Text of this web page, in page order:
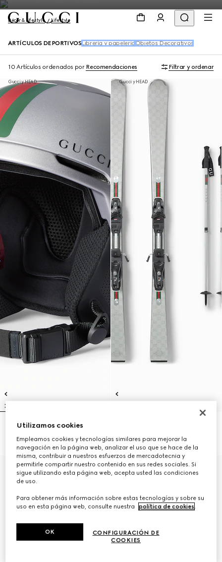
Décor & Lifestyle Lifestyle
ARTÍCULOS DEPORTIVOS Librería y papelería Objetos Decorativos
10 Artículos ordenados por Recomendaciones Filtrar y ordenar
Gucci y HEAD
Casco de esquí Gucci x HEAD
CHF 680
Gucci y HEAD
CHF 7,010
Gucci y HEAD
Utilizamos cookies
Empleamos cookies y tecnologías similares para mejorar la
navegación en la página web, analizar el uso que se hace de la
misma, contribuir a nuestros esfuerzos de mercadotecnia y
permitirle compartir nuestro contenido en sus redes sociales. Si
sigue utilizando esta página web, acepta usted las condiciones
de uso.
Para obtener más información sobre estas tecnologías y sobre su
uso en esta página web, consulte nuestra política de cookies.
CONFIGURACIÓN DE
COOKIES
OK